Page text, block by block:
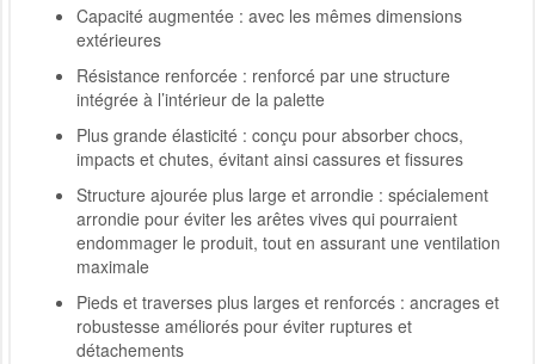
Capacité augmentée : avec les mêmes dimensions
extérieures
Résistance renforcée : renforcé par une structure
intégrée à l’intérieur de la palette
Plus grande élasticité : conçu pour absorber chocs,
impacts et chutes, évitant ainsi cassures et fissures
Structure ajourée plus large et arrondie : spécialement
arrondie pour éviter les arêtes vives qui pourraient
endommager le produit, tout en assurant une ventilation
maximale
Pieds et traverses plus larges et renforcés : ancrages et
robustesse améliorés pour éviter ruptures et
détachements